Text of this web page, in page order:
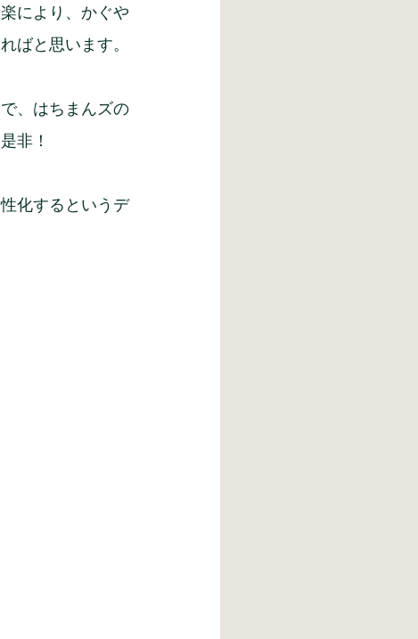
により、かぐや
ばと思います。
、はちまんズの
非！
化するというデ